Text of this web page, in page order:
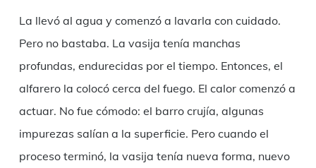
La llevó al agua y comenzó a lavarla con cuidado.
Pero no bastaba. La vasija tenía manchas
profundas, endurecidas por el tiempo. Entonces, el
alfarero la colocó cerca del fuego. El calor comenzó a
actuar. No fue cómodo: el barro crujía, algunas
impurezas salían a la superficie. Pero cuando el
proceso terminó, la vasija tenía nueva forma, nuevo